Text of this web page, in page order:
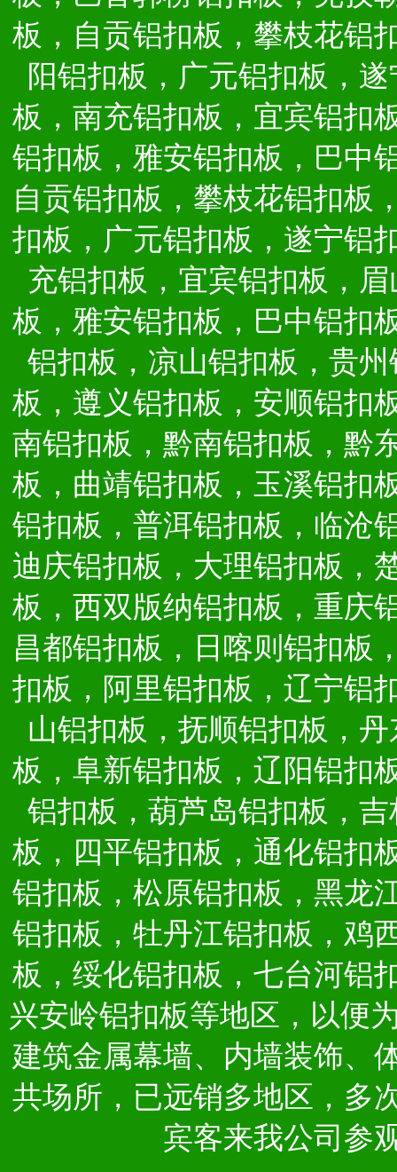
板，自贡铝扣板，攀枝花铝
阳铝扣板，广元铝扣板，
板，南充铝扣板，宜宾铝扣
铝扣板，雅安铝扣板，巴中
自贡铝扣板，攀枝花铝扣板
扣板，广元铝扣板，遂宁铝
充铝扣板，宜宾铝扣板，
板，雅安铝扣板，巴中铝扣
铝扣板，凉山铝扣板，贵
板，遵义铝扣板，安顺铝扣
南铝扣板，黔南铝扣板，黔
板，曲靖铝扣板，玉溪铝扣
铝扣板，普洱铝扣板，临沧
迪庆铝扣板，大理铝扣板，
板，西双版纳铝扣板，重庆
昌都铝扣板，日喀则铝扣板
扣板，阿里铝扣板，辽宁铝
山铝扣板，抚顺铝扣板，
板，阜新铝扣板，辽阳铝扣
铝扣板，葫芦岛铝扣板，
板，四平铝扣板，通化铝扣
铝扣板，松原铝扣板，黑龙
铝扣板，牡丹江铝扣板，鸡
板，绥化铝扣板，七台河铝
兴安岭铝扣板等地区，以便
建筑金属幕墙、内墙装饰、
共场所，已远销多地区，多
宾客来我公司参